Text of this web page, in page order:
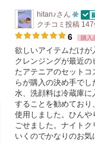
hitan♪さん
10
以
上
の
メ
ン
バ
ー
認
クチコミ投稿 147
6 購入
欲しいアイテムだけが
クレンジングが最近の
たアテニアのセット
らが購入の決め手でし
水、洗顔料は冷蔵庫に
することを勧めてお
使用しました。ひんや
ごせました。ナイト
いくのでかなりのお気